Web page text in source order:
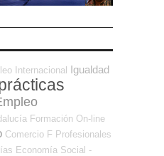
Internacional Igualdad
Formación On-line
Comercio F Profesionales
Economía Social -